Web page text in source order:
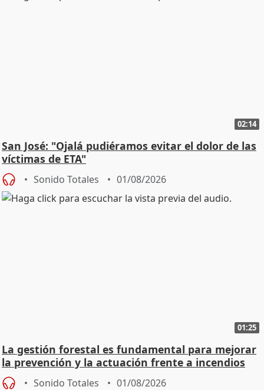
02:14
San José: "Ojalá pudiéramos evitar el dolor de las
víctimas de ETA"
Sonido Totales 01/08/2026
01:25
La gestión forestal es fundamental para mejorar
la prevención y la actuación frente a incendios
Sonido Totales 01/08/2026